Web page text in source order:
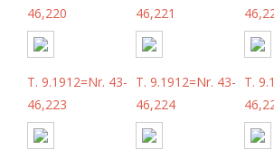
46,220
46,221
T. 9.1912=Nr. 43-
46,223
T. 9.1912=Nr. 43-
46,224
T.